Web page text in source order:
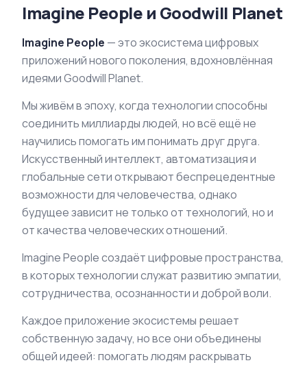
Imagine People и Goodwill Planet
Imagine People — это экосистема цифровых
приложений нового поколения, вдохновлённая
идеями Goodwill Planet.
Мы живём в эпоху, когда технологии способны
соединить миллиарды людей, но всё ещё не
научились помогать им понимать друг друга.
Искусственный интеллект, автоматизация и
глобальные сети открывают беспрецедентные
возможности для человечества, однако
будущее зависит не только от технологий, но и
от качества человеческих отношений.
Imagine People создаёт цифровые пространства,
в которых технологии служат развитию эмпатии,
сотрудничества, осознанности и доброй воли.
Каждое приложение экосистемы решает
собственную задачу, но все они объединены
общей идеей: помогать людям раскрывать